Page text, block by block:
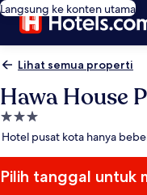
Langsung ke konten utama
Lihat semua properti
Hawa House
Properti
bintang
Hotel pusat kota hanya
Pilih tanggal untuk